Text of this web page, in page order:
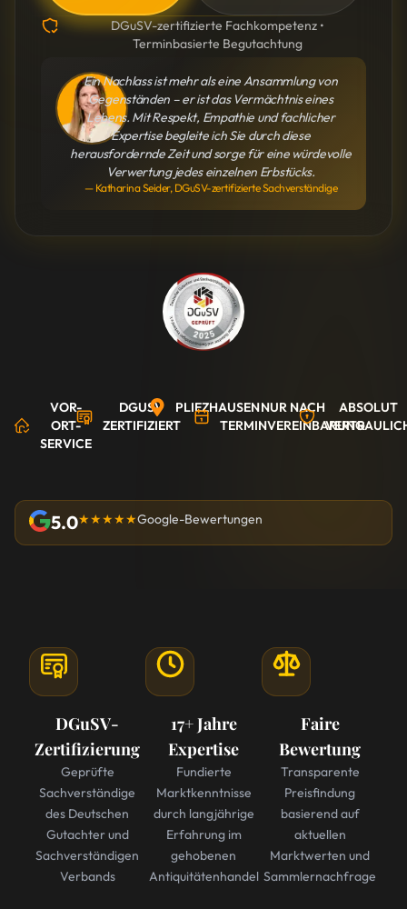
DGuSV-zertifizierte Fachkompetenz •
Terminbasierte Begutachtung
Ein Nachlass ist mehr als eine Ansammlung von
Gegenständen – er ist das Vermächtnis eines
Lebens. Mit Respekt, Empathie und fachlicher
Expertise begleite ich Sie durch diese
herausfordernde Zeit und sorge für eine würdevolle
Verwertung jedes einzelnen Erbstücks.
— Katharina Seider, DGuSV-zertifizierte Sachverständige
VOR-
ORT-
SERVICE
DGUSV
ZERTIFIZIERT
PLIEZHAUSENNUR NACH
TERMINVEREINBARUNG
ABSOLUT
5.0★★★★★Google-Bewertungen
DGuSV-
Zertifizierung
Geprüfte
Sachverständige
des Deutschen
Gutachter und
Sachverständigen
Verbands
17+ Jahre
Expertise
Fundierte
Marktkenntnisse
durch langjährige
Erfahrung im
gehobenen
Antiquitätenhandel
Faire
Bewertung
Transparente
Preisfindung
basierend auf
aktuellen
Marktwerten und
Sammlernachfrage